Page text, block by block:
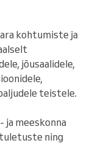
kohtumiste ja
jõusaalidele,
teistele.
ja meeskonna
ning